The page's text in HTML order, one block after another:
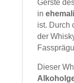
Gerste
in
ist. Durch
der
Dieser